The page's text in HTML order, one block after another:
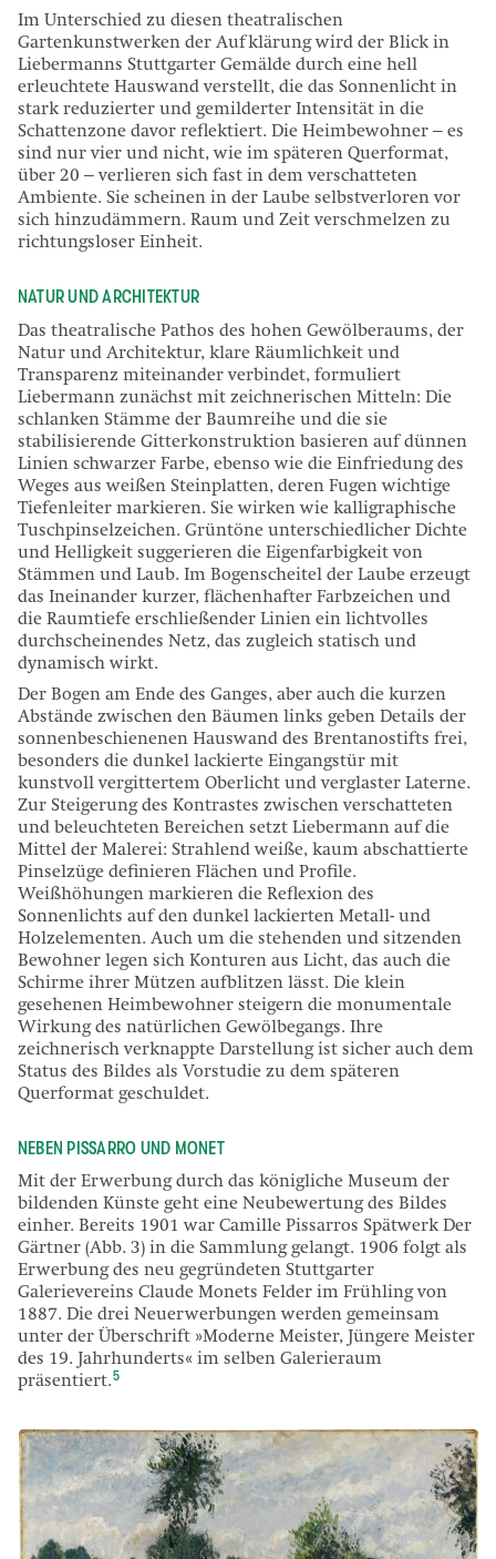
Im Unterschied zu diesen theatralischen
Gartenkunstwerken der Aufklärung wird der Blick in
Liebermanns Stuttgarter Gemälde durch eine hell
erleuchtete Hauswand verstellt, die das Sonnenlicht in
stark reduzierter und gemilderter Intensität in die
Schattenzone davor reflektiert. Die Heimbewohner – es
sind nur vier und nicht, wie im späteren Querformat,
über 20 – verlieren sich fast in dem verschatteten
Ambiente. Sie scheinen in der Laube selbstverloren vor
sich hinzudämmern. Raum und Zeit verschmelzen zu
richtungsloser Einheit.
NATUR UND ARCHITEKTUR
Das theatralische Pathos des hohen Gewölberaums, der
Natur und Architektur, klare Räumlichkeit und
Transparenz miteinander verbindet, formuliert
Liebermann zunächst mit zeichnerischen Mitteln: Die
schlanken Stämme der Baumreihe und die sie
stabilisierende Gitterkonstruktion basieren auf dünnen
Linien schwarzer Farbe, ebenso wie die Einfriedung des
Weges aus weißen Steinplatten, deren Fugen wichtige
Tiefenleiter markieren. Sie wirken wie kalligraphische
Tuschpinselzeichen. Grüntöne unterschiedlicher Dichte
und Helligkeit suggerieren die Eigenfarbigkeit von
Stämmen und Laub. Im Bogenscheitel der Laube erzeugt
das Ineinander kurzer, flächenhafter Farbzeichen und
die Raumtiefe erschließender Linien ein lichtvolles
durchscheinendes Netz, das zugleich statisch und
dynamisch wirkt.
Der Bogen am Ende des Ganges, aber auch die kurzen
Abstände zwischen den Bäumen links geben Details der
sonnenbeschienenen Hauswand des Brentanostifts frei,
besonders die dunkel lackierte Eingangstür mit
kunstvoll vergittertem Oberlicht und verglaster Laterne.
Zur Steigerung des Kontrastes zwischen verschatteten
und beleuchteten Bereichen setzt Liebermann auf die
Mittel der Malerei: Strahlend weiße, kaum abschattierte
Pinselzüge definieren Flächen und Profile.
Weißhöhungen markieren die Reflexion des
Sonnenlichts auf den dunkel lackierten Metall- und
Holzelementen. Auch um die stehenden und sitzenden
Bewohner legen sich Konturen aus Licht, das auch die
Schirme ihrer Mützen aufblitzen lässt. Die klein
gesehenen Heimbewohner steigern die monumentale
Wirkung des natürlichen Gewölbegangs. Ihre
zeichnerisch verknappte Darstellung ist sicher auch dem
Status des Bildes als Vorstudie zu dem späteren
Querformat geschuldet.
NEBEN PISSARRO UND MONET
Mit der Erwerbung durch das königliche Museum der
bildenden Künste geht eine Neubewertung des Bildes
einher. Bereits 1901 war Camille Pissarros Spätwerk Der
Gärtner (Abb. 3) in die Sammlung gelangt. 1906 folgt als
Erwerbung des neu gegründeten Stuttgarter
Galerievereins Claude Monets Felder im Frühling von
1887. Die drei Neuerwerbungen werden gemeinsam
unter der Überschrift »Moderne Meister, Jüngere Meister
des 19. Jahrhunderts« im selben Galerieraum
präsentiert.5